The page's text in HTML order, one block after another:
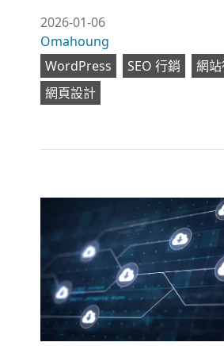
2026-01-06
Omahoung
WordPress
SEO 行銷
網
網頁設計